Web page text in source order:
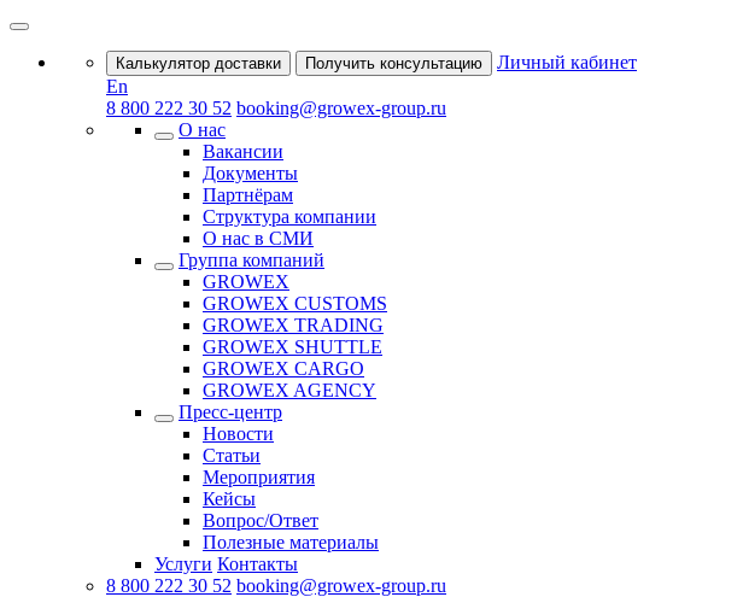
Калькулятор доставки Получить консультацию
Личный кабинет
En
8 800 222 30 52 booking@growex-group.ru
О нас
Вакансии
Документы
Партнёрам
Структура компании
О нас в СМИ
Группа компаний
GROWEX
GROWEX CUSTOMS
GROWEX TRADING
GROWEX SHUTTLE
GROWEX CARGO
GROWEX AGENCY
Пресс-центр
Новости
Статьи
Мероприятия
Кейсы
Вопрос/Ответ
Полезные материалы
Услуги Контакты
8 800 222 30 52 booking@growex-group.ru